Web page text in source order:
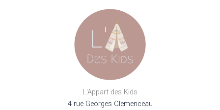
L'Appart des Kids
4 rue Georges Clemenceau